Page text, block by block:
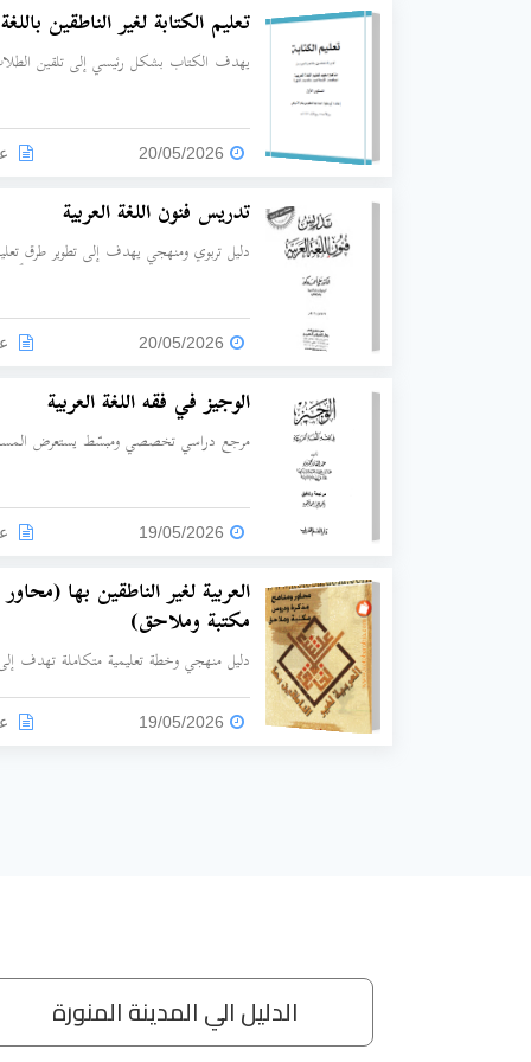
تعليم الكتابة لغير الناطقين
يهدف الكتاب بشكل رئيسي إلى تلقين
20/05/2026
تدريس فنون اللغة العربية
دليل تربوي ومنهجي يهدف إلى تطوير طرق
20/05/2026
الوجيز في فقه اللغة العربية
مرجع دراسي تخصصي ومبسّط يستعرض المسائل
الحديثة (كأبحاث اللغويين الغربيين) دون
لغةً واصطلاحاً، ويستعرض نظريات نشأة اللغة
19/05/2026
العربية لغير الناطقين بها
مكتبة وملاحق)
دليل منهجي وخطة تعليمية متكاملة تهدف إلى
19/05/2026